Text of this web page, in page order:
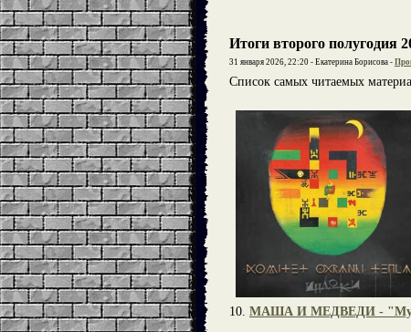
Итоги второго полугодия
31 января 2026, 22:20 - Екатерина Борисова -
Список самых читаемых
10. МАША И МЕДВЕДИ -